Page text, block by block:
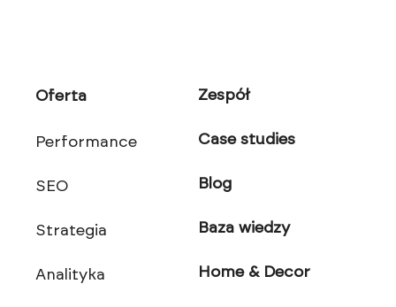
Oferta
Performance
SEO
Strategia
Analityka
Zespół
Case studies
Blog
Baza wiedzy
Home & Decor